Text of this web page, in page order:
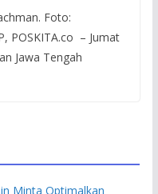
Foto:
POSKITA.co – Jumat
Jawa Tengah
Minta Optimalkan